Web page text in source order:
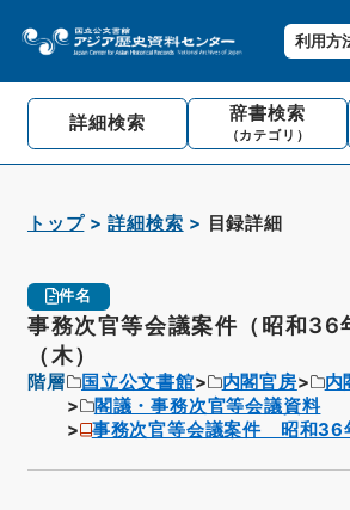
利用方
詳細検索 辞書検索
（カテゴリ）
トップ 詳細検索 目録詳細
件名
事務次官等会議案件（昭和36
（木）
階層 国立公文書館 内閣官房
内
閣議・事務次官等会議資料
事務次官等会議案件 昭和36